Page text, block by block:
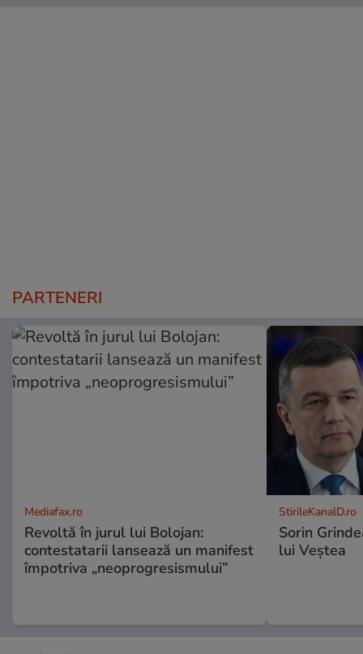
PARTENERI
Mediafax.ro
Revoltă în jurul lui Bolojan:
contestatarii lansează un manifest
împotriva „neoprogresismului”
StirileKanalD.ro
Sorin
lui Veștea